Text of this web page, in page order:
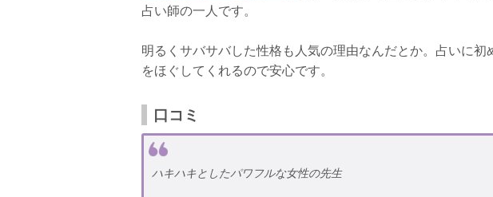
占い師の一人です。
明るくサバサバした性格も人気の理由なんだとか。占いに
をほぐしてくれるので安心です。
口コミ
ハキハキとしたパワフルな女性の先生